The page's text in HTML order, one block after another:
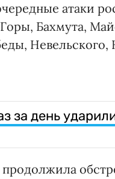
атаки
Бахмута,
за день